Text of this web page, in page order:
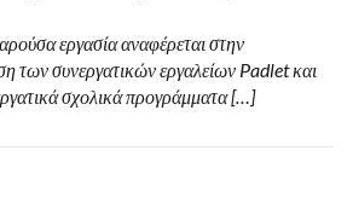
εργασία αναφέρεται στην
των συνεργατικών εργαλείων Padlet και
σχολικά προγράμματα […]